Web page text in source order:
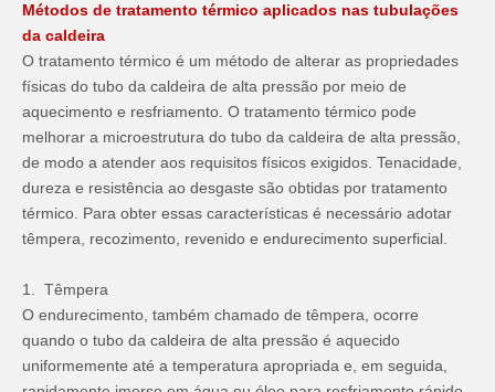
Métodos de tratamento térmico aplicados nas tubulações
da caldeira
O tratamento térmico é um método de alterar as propriedades
físicas do tubo da caldeira de alta pressão por meio de
aquecimento e resfriamento. O tratamento térmico pode
melhorar a microestrutura do tubo da caldeira de alta pressão,
de modo a atender aos requisitos físicos exigidos. Tenacidade,
dureza e resistência ao desgaste são obtidas por tratamento
térmico. Para obter essas características é necessário adotar
têmpera, recozimento, revenido e endurecimento superficial.
1. Têmpera
O endurecimento, também chamado de têmpera, ocorre
quando o tubo da caldeira de alta pressão é aquecido
uniformemente até a temperatura apropriada e, em seguida,